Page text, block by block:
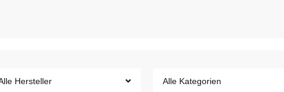
Hersteller Alle Kategorien